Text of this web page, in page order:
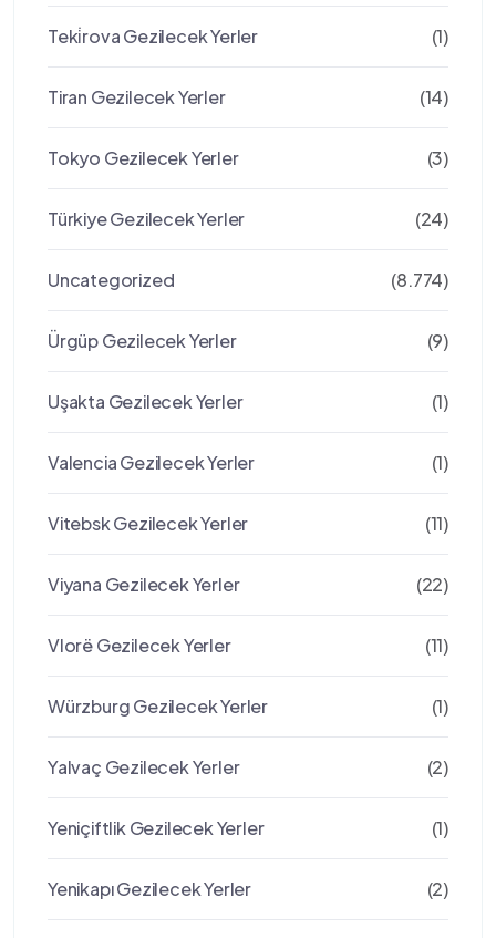
Teki̇rova Gezilecek Yerler (1)
Tiran Gezilecek Yerler (14)
Tokyo Gezilecek Yerler (3)
Türkiye Gezilecek Yerler (24)
Uncategorized (8.774)
Ürgüp Gezilecek Yerler (9)
Uşakta Gezilecek Yerler (1)
Valencia Gezilecek Yerler (1)
Vitebsk Gezilecek Yerler (11)
Viyana Gezilecek Yerler (22)
Vlorë Gezilecek Yerler (11)
Würzburg Gezilecek Yerler (1)
Yalvaç Gezilecek Yerler (2)
Yeniçiftlik Gezilecek Yerler (1)
Yenikapı Gezilecek Yerler (2)